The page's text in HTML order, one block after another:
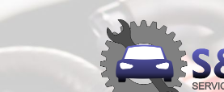
Sari
conținut